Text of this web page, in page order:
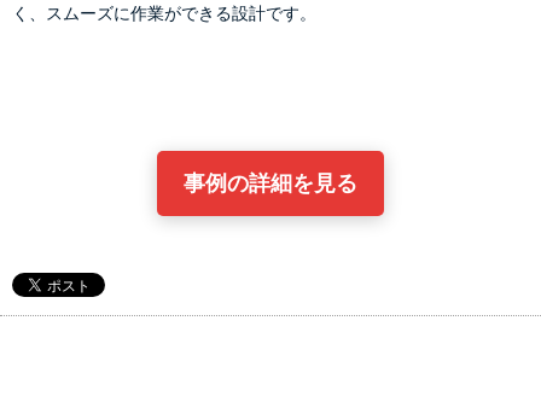
く、スムーズに作業ができる設計です。
事例の詳細を見る